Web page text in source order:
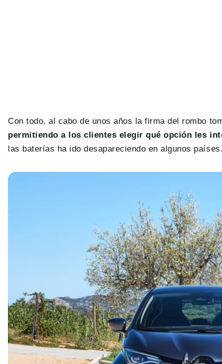
Con todo, al cabo de unos años la firma del rombo
permitiendo a los clientes elegir qué opción les
las baterías ha ido desapareciendo en algunos